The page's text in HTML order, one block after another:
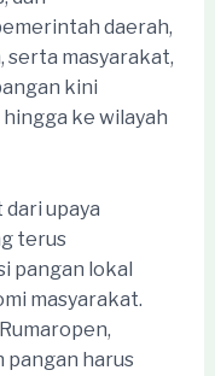
daerah,
serta masyarakat,
kini
ke wilayah
upaya
terus
pangan lokal
masyarakat.
pangan harus